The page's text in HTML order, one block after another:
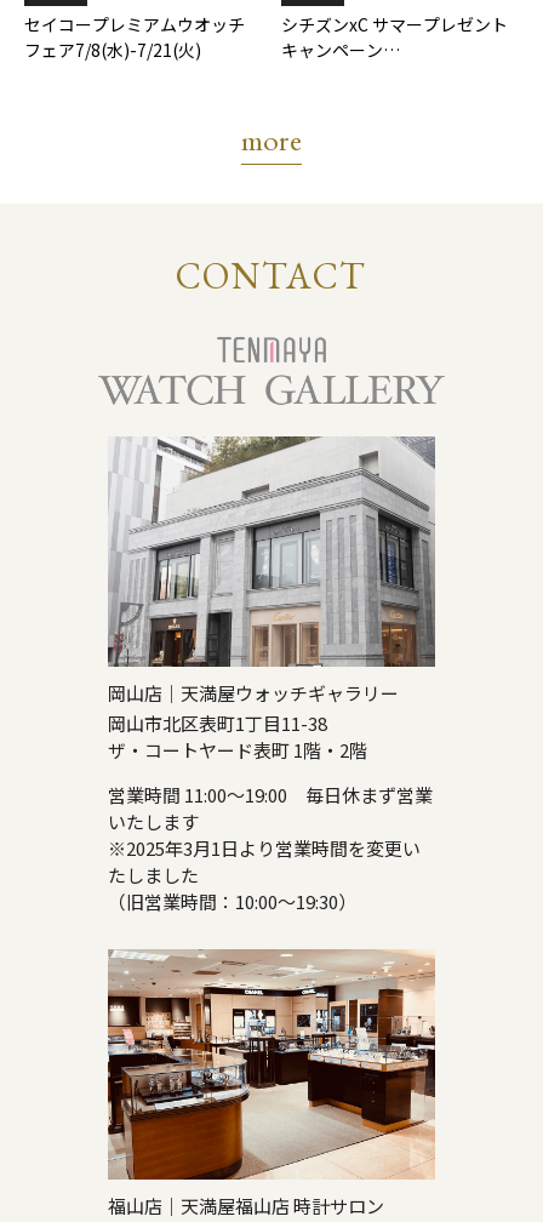
セイコープレミアムウオッチ
フェア7/8(水)-7/21(火)
シチズンxC サマープレゼント
キャンペーン
more
CONTACT
岡山店｜天満屋ウォッチギャラリー
岡山市北区表町1丁目11-38
ザ・コートヤード表町 1階・2階
営業時間 11:00～19:00 毎日休まず営業
いたします
※2025年3月1日より営業時間を変更い
たしました
（旧営業時間：10:00～19:30）
福山店｜天満屋福山店 時計サロン